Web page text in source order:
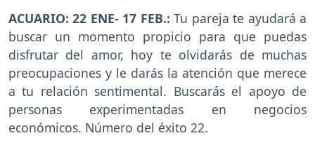
ACUARIO: 22 ENE- 17 FEB.: Tu pareja te ayudará a
buscar un momento propicio para que puedas
disfrutar del amor, hoy te olvidarás de muchas
preocupaciones y le darás la atención que merece
a tu relación sentimental. Buscarás el apoyo de
personas experimentadas en negocios
económicos. Número del éxito 22.